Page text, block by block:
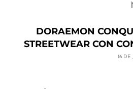
DORAEMON
STREETWEAR CON
16